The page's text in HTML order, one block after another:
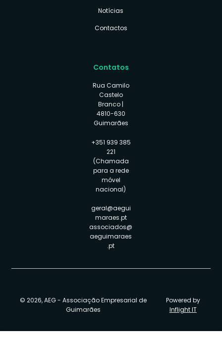
Notícias
Contactos
Contatos
Rua Camilo
Castelo
Branco |
4810-630
Guimarães
+351 939 385
221
(Chamada
para a rede
móvel
nacional)
geral@aegui
maraes.pt
associados@
aeguimaraes
.pt
© 2026, AEG - Associação Empresarial de
Guimarães
Powered by
Inflight IT